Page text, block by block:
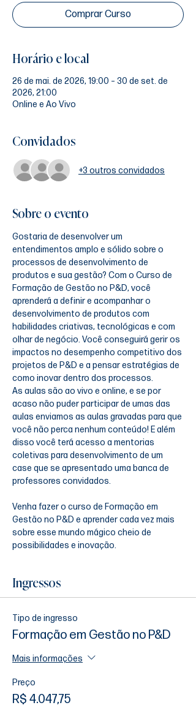
Comprar Curso
Horário e local
26 de mai. de 2026, 19:00 – 30 de set. de
2026, 21:00
Online e Ao Vivo
Convidados
+3 outros convidados
Sobre o evento
Gostaria de desenvolver um
entendimentos amplo e sólido sobre o
processos de desenvolvimento de
produtos e sua gestão? Com o Curso de
Formação de Gestão no P&D, você
aprenderá a definir e acompanhar o
desenvolvimento de produtos com
habilidades criativas, tecnológicas e com
olhar de negócio. Você conseguirá gerir os
impactos no desempenho competitivo dos
projetos de P&D e a pensar estratégias de
como inovar dentro dos processos.
As aulas são ao vivo e online, e se por
acaso não puder participar de umas das
aulas enviamos as aulas gravadas para que
você não perca nenhum conteúdo! E além
disso você terá acesso a mentorias
coletivas para desenvolvimento de um
case que se apresentado uma banca de
professores convidados.
Venha fazer o curso de Formação em
Gestão no P&D e aprender cada vez mais
sobre esse mundo mágico cheio de
possibilidades e inovação.
Ingressos
Tipo de ingresso
Formação em Gestão no P&D
Mais informações
Preço
R$ 4.047,75